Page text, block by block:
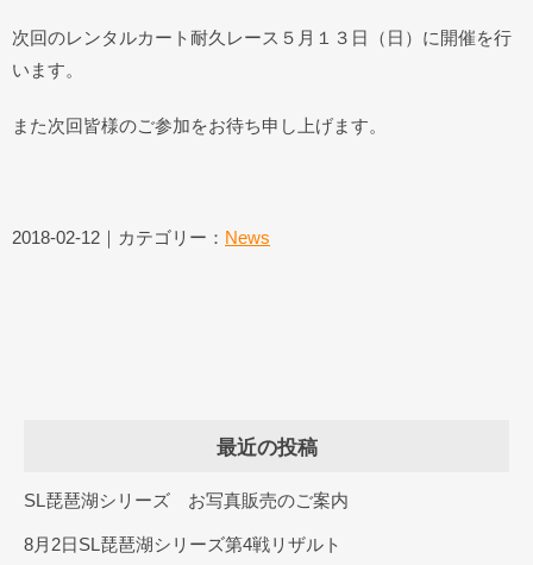
次回のレンタルカート耐久レース５月１３日（日）に開催を行
います。
また次回皆様のご参加をお待ち申し上げます。
2018-02-12｜カテゴリー： News
最近の投稿
SL琵琶湖シリーズ お写真販売のご案内
8月2日SL琵琶湖シリーズ第4戦リザルト